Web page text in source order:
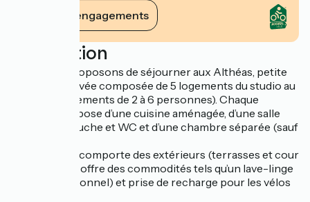
Voir ses engagements
Description
Nous vous proposons de séjourner aux Althéas, petite
résidence privée composée de 5 logements du studio au
3 pièces (logements de 2 à 6 personnes). Chaque
logement dispose d’une cuisine aménagée, d’une salle
d’eau avec douche et WC et d’une chambre séparée (sauf
La résidence comporte des extérieurs (terrasses et cour
intérieure) et offre des commodités tels qu’un lave-linge
collectif (optionnel) et prise de recharge pour les vélos